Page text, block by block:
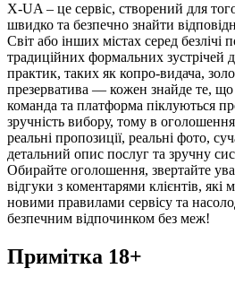
X-UA – це сервіс, створений для
швидко та безпечно знайти
Світ або інших містах серед безлічі
традиційних формальних зустрічей
практик, таких як копро-видача,
презерватива — кожен знайде те,
команда та платформа піклуються
зручність вибору, тому в
реальні пропозиції, реальні фото,
детальний опис послуг та зручну
Обирайте оголошення, звертайте
відгуки з коментарями клієнтів, які
новими правилами сервісу та
безпечним відпочинком без меж!
Примітка 18+